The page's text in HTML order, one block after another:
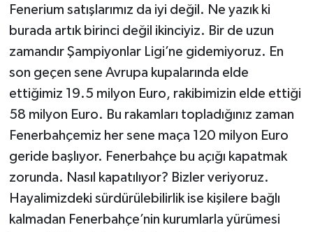
Fenerium satışlarımız da iyi değil. Ne yazık ki
burada artık birinci değil ikinciyiz. Bir de uzun
zamandır Şampiyonlar Ligi’ne gidemiyoruz. En
son geçen sene Avrupa kupalarında elde
ettiğimiz 19.5 milyon Euro, rakibimizin elde ettiği
58 milyon Euro. Bu rakamları topladığınız zaman
Fenerbahçemiz her sene maça 120 milyon Euro
geride başlıyor. Fenerbahçe bu açığı kapatmak
zorunda. Nasıl kapatılıyor? Bizler veriyoruz.
Hayalimizdeki sürdürülebilirlik ise kişilere bağlı
kalmadan Fenerbahçe’nin kurumlarla yürümesi